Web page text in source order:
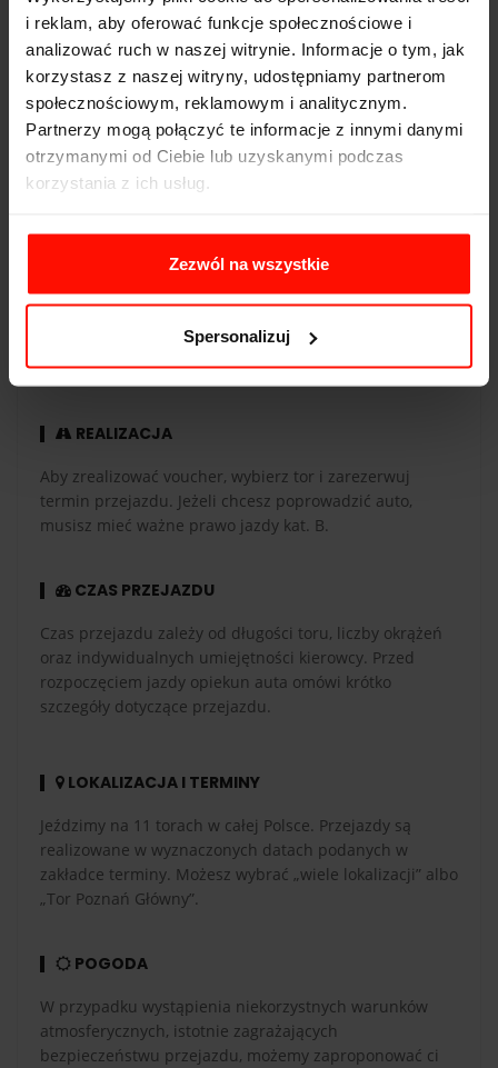
i reklam, aby oferować funkcje społecznościowe i
analizować ruch w naszej witrynie. Informacje o tym, jak
korzystasz z naszej witryny, udostępniamy partnerom
społecznościowym, reklamowym i analitycznym.
Partnerzy mogą połączyć te informacje z innymi danymi
otrzymanymi od Ciebie lub uzyskanymi podczas
korzystania z ich usług.
Zezwól na wszystkie
Spersonalizuj
Napęd:
4x4
Pojemność:
2,5 l
Skrzynia biegów:
manualna
Voucher jest ważny 365 dni od daty zakupu. Voucher
karta. Przejazdy są realizowane w sezonie od maja do
października.
REALIZACJA
Aby zrealizować voucher, wybierz tor i zarezerwuj
termin przejazdu. Jeżeli chcesz poprowadzić auto,
musisz mieć ważne prawo jazdy kat. B.
CZAS PRZEJAZDU
Czas przejazdu zależy od długości toru, liczby okrążeń
oraz indywidualnych umiejętności kierowcy. Przed
rozpoczęciem jazdy opiekun auta omówi krótko
szczegóły dotyczące przejazdu.
LOKALIZACJA I TERMINY
Jeździmy na 11 torach w całej Polsce. Przejazdy są
realizowane w wyznaczonych datach podanych w
zakładce terminy. Możesz wybrać „wiele lokalizacji” albo
„Tor Poznań Główny”.
POGODA
W przypadku wystąpienia niekorzystnych warunków
atmosferycznych, istotnie zagrażających
bezpieczeństwu przejazdu, możemy zaproponować ci